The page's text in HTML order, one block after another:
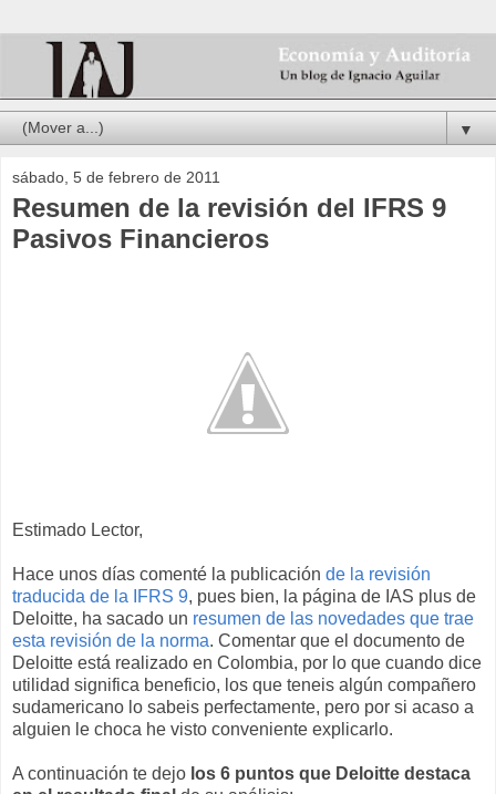
▼
sábado, 5 de febrero de 2011
Resumen de la revisión del IFRS 9
Pasivos Financieros
Estimado Lector,
Hace unos días comenté la publicación de la revisión
traducida de la IFRS 9, pues bien, la página de IAS plus de
Deloitte, ha sacado un resumen de las novedades que trae
esta revisión de la norma. Comentar que el documento de
Deloitte está realizado en Colombia, por lo que cuando dice
utilidad significa beneficio, los que teneis algún compañero
sudamericano lo sabeis perfectamente, pero por si acaso a
alguien le choca he visto conveniente explicarlo.
A continuación te dejo los 6 puntos que Deloitte destaca